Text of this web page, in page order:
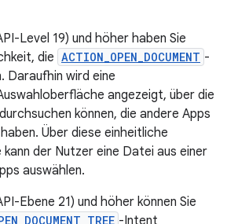
Level 19) und höher haben Sie
die ACTION_OPEN_DOCUMENT -
Daraufhin wird eine
angezeigt, über die
können, die andere Apps
Über diese einheitliche
der Nutzer eine Datei aus einer
auswählen.
Ebene 21) und höher können Sie
-Intent